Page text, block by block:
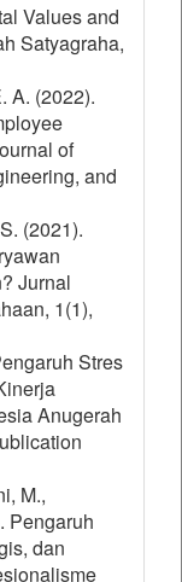
Values and
Satyagraha,
A. (2022).
of
and
(2021).
Jurnal
1(1),
Stres
Anugerah
M.,
Pengaruh
dan